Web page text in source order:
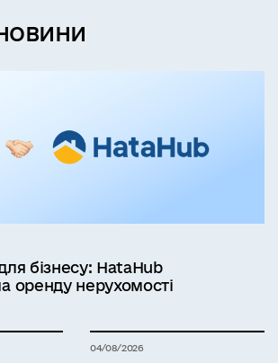
для бізнесу: HataHub
оренду нерухомості
04/08/2026